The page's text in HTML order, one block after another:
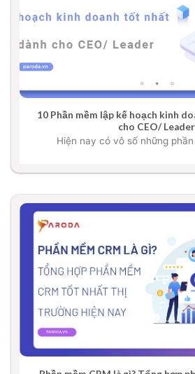
10 Phần mềm lập kế hoạch kinh
cho CEO/ Leader
Hiện nay có vô số những